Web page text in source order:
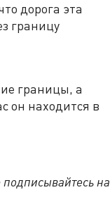
дорога эта
границу
границы, а
он находится в
подписывайтесь на